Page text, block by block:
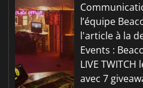
l’équipe
l'article à la
Events :
LIVE
avec 7